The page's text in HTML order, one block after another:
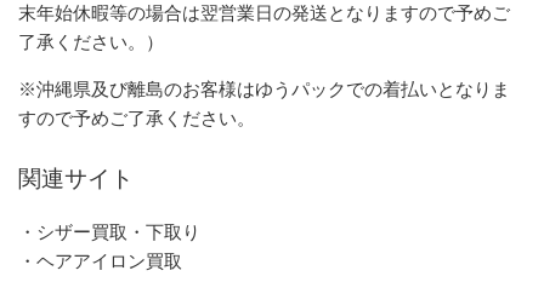
末年始休暇等の場合は翌営業日の発送となりますので予めご
了承ください。）
※沖縄県及び離島のお客様はゆうパックでの着払いとなりま
すので予めご了承ください。
関連サイト
・シザー買取・下取り
・ヘアアイロン買取